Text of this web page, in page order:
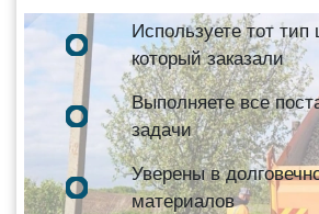
Используете тот
который заказали
Выполняете все
задачи
Уверены в
материалов